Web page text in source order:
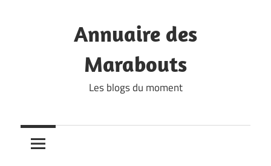
Annuaire des
Marabouts
Les blogs du moment